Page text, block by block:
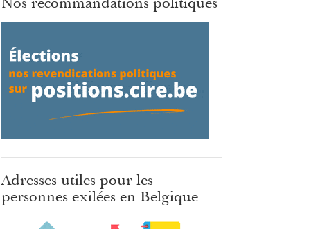
Adresses utiles pour les
personnes exilées en Belgique